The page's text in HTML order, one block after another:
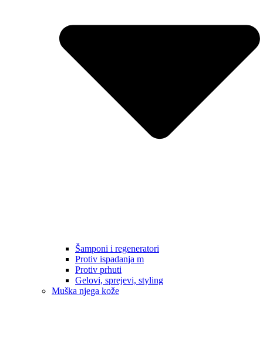
Šamponi i regeneratori
Protiv ispadanja m
Protiv prhuti
Gelovi, sprejevi, styling
Muška njega kože